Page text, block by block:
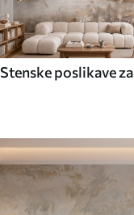
Stenske poslikave za